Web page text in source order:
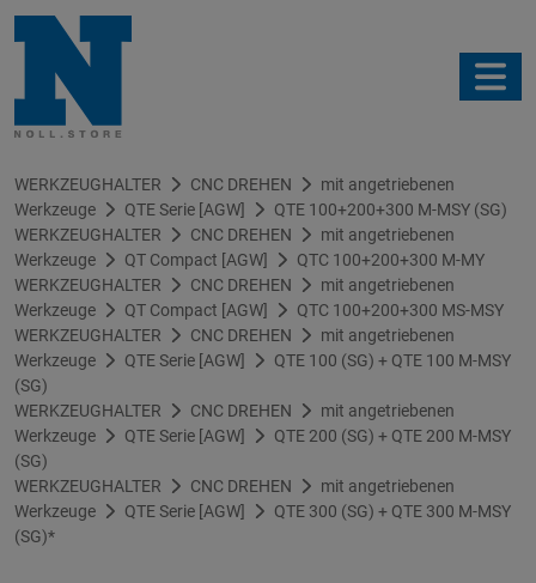
WERKZEUGHALTER CNC DREHEN
mit angetriebenen
Werkzeuge
QTE Serie [AGW]
QTE 100+200+300 M-MSY (SG)
WERKZEUGHALTER
CNC DREHEN
mit angetriebenen
Werkzeuge
QT Compact [AGW]
QTC 100+200+300 M-MY
WERKZEUGHALTER
CNC DREHEN
mit angetriebenen
Werkzeuge
QT Compact [AGW]
QTC 100+200+300 MS-MSY
WERKZEUGHALTER
CNC DREHEN
mit angetriebenen
Werkzeuge
QTE Serie [AGW]
QTE 100 (SG) + QTE 100 M-MSY
(SG)
WERKZEUGHALTER
CNC DREHEN
mit angetriebenen
Werkzeuge
QTE Serie [AGW]
QTE 200 (SG) + QTE 200 M-MSY
(SG)
WERKZEUGHALTER
CNC DREHEN
mit angetriebenen
Werkzeuge
QTE Serie [AGW]
QTE 300 (SG) + QTE 300 M-MSY
(SG)*